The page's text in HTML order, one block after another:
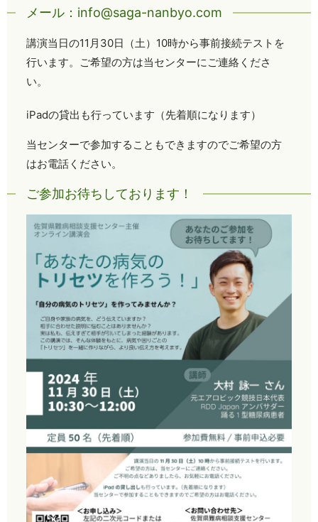
メール：info@saga-nanbyo.com
講演当日の11月30日（土）10時から事前接続テストを
行います。ご希望の方は当センターにご連絡くださ
い。
iPadの貸出も行っています（先着順になります）
当センターで参加することもできますのでご希望の方
はお電話ください。
ご参加お待ちしております！